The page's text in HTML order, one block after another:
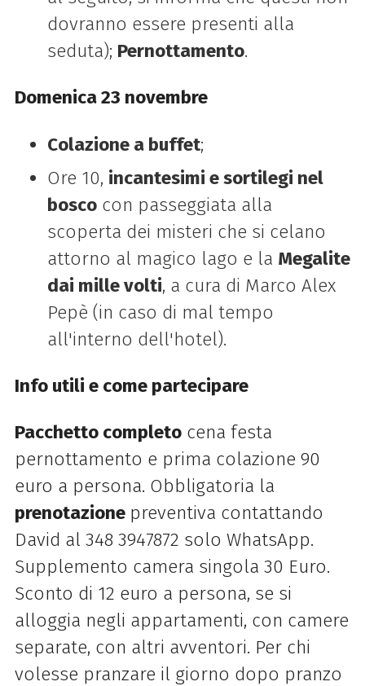
dovranno essere presenti alla
seduta); Pernottamento.
Domenica 23 novembre
Colazione a buffet;
Ore 10, incantesimi e sortilegi nel
boscocon passeggiata alla
scoperta dei misteri che si celano
attorno al magico lago e la Megalite
dai mille volti, a cura di Marco Alex
Pepè (in caso di mal tempo
all'interno dell'hotel).
Info utili e come partecipare
Pacchetto completocena festa
pernottamento e prima colazione 90
euro a persona. Obbligatoria la
prenotazione preventiva contattando
David al 348 3947872 solo WhatsApp.
Supplemento camera singola 30 Euro.
Sconto di 12 euro a persona, se si
alloggia negli appartamenti, con camere
separate, con altri avventori. Per chi
volesse pranzare il giorno dopo pranzo